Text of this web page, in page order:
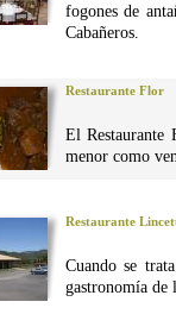
fogones de
Cabañeros.
Restaurante Flor
El Restaurante
menor como
Restaurante
Cuando se
gastronomía de